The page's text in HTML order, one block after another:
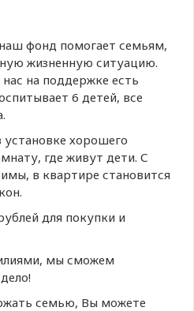
фонд помогает семьям,
жизненную ситуацию.
на поддержке есть
6 детей, все
хорошего
где живут дети. С
в квартире становится
для покупки и
мы сможем
семью, Вы можете